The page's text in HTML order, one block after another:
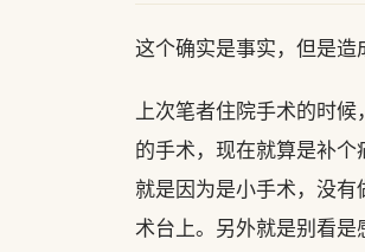
这个确实是事实，但是
上次笔者住院手术的时
的手术，现在就算是补
就是因为是小手术，没
术台上。另外就是别看